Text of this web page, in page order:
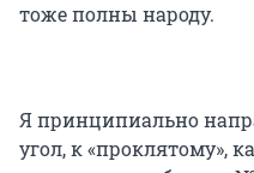
тоже полны народу.
Я принципиально
угол, к «проклятому»,